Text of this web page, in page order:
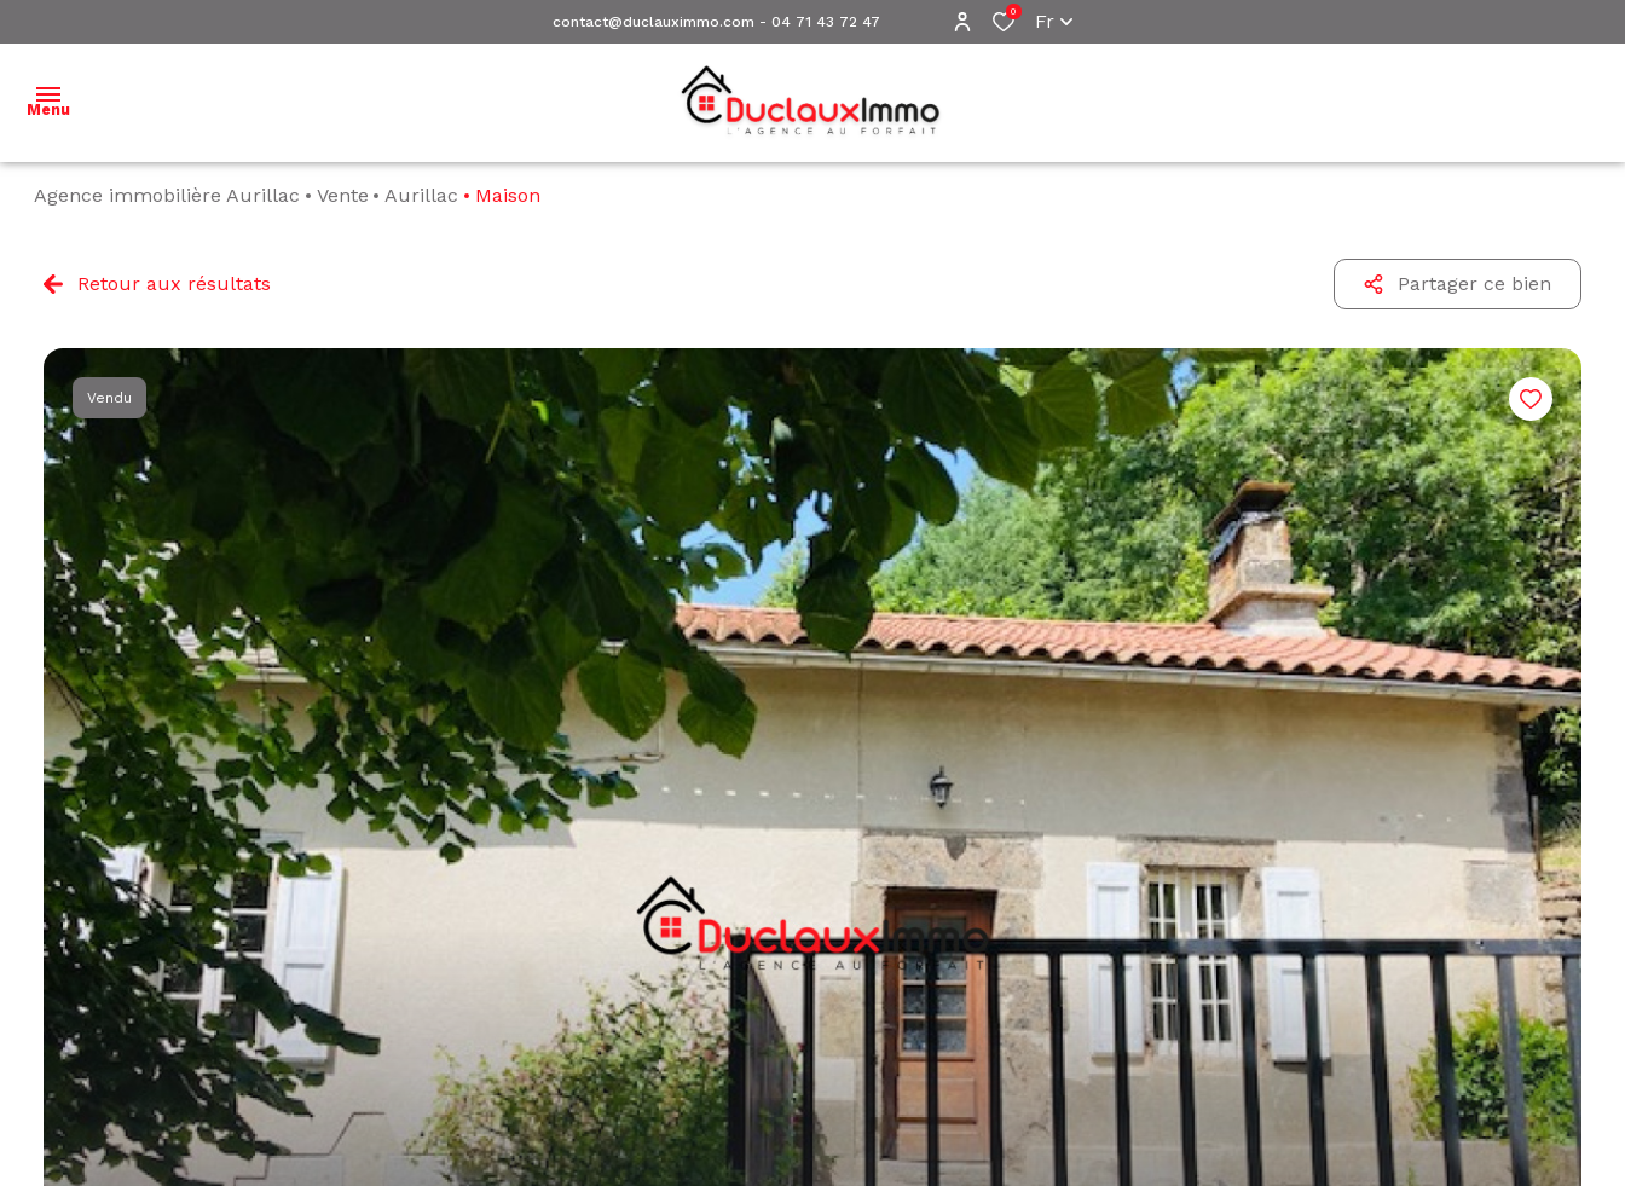
contact@duclauximmo.com -04 71 43 72 47
0 Fr
Menu
BIENS À
NOS
BIENS
VENDUS
ESTIMATION
L'ÉQUIPE
ALERTE
E-MAIL
Agence immobilière Aurillac Vente Aurillac Maison
Retour aux résultats Partager ce bien
Vendu